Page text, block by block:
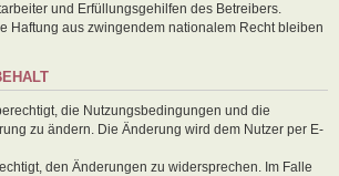
und Erfüllungsgehilfen des Betreibers.
Haftung aus zwingendem nationalem Recht bleiben
die Nutzungsbedingungen und die
zu ändern. Die Änderung wird dem Nutzer per E-
den Änderungen zu widersprechen. Im Falle